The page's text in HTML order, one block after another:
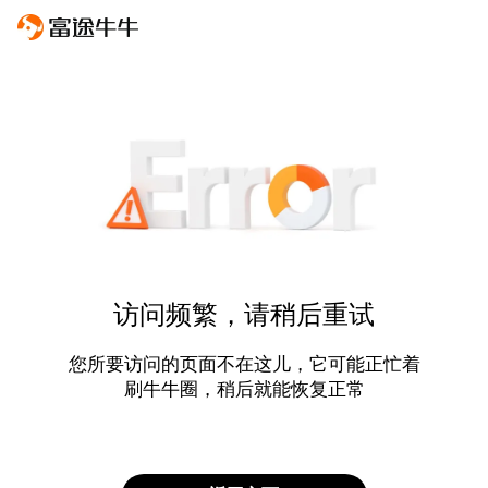
访问频繁，请稍后重试
您所要访问的页面不在这儿，它可能正忙着
刷牛牛圈，稍后就能恢复正常